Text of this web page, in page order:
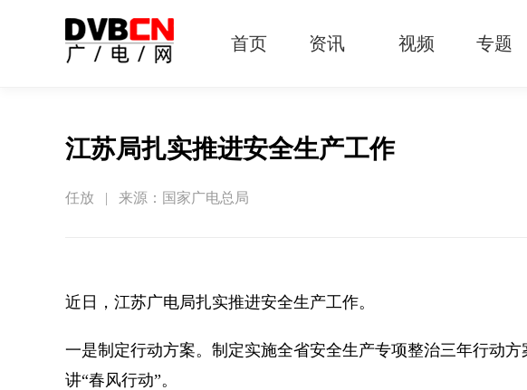
首页 资讯 视频 专题
江苏局扎实推进安全生产工作
任放 | 来源：国家广电总局
近日，江苏广电局扎实推进安全生产工作。
一是制定行动方案。制定实施全省安全生产专项整治三年行动
讲“春风行动”。